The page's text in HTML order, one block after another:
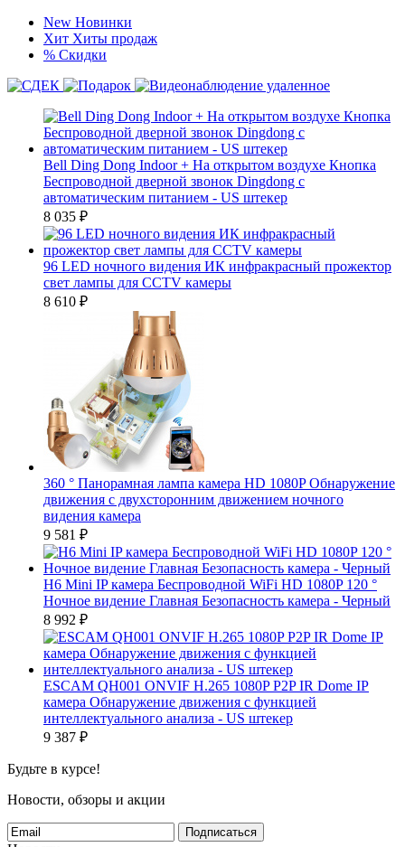
New Новинки
Хит Хиты продаж
% Скидки
Bell Ding Dong Indoor + На открытом воздухе Кнопка
Беспроводной дверной звонок Dingdong с
автоматическим питанием - US штекер
8 035 ₽
96 LED ночного видения ИК инфракрасный прожектор
свет лампы для CCTV камеры
8 610 ₽
360 ° Панорамная лампа камера HD 1080P Обнаружение
движения с двухсторонним движением ночного
видения камера
9 581 ₽
H6 Mini IP камера Беспроводной WiFi HD 1080P 120 °
Ночное видение Главная Безопасность камера - Черный
8 992 ₽
ESCAM QH001 ONVIF H.265 1080P P2P IR Dome IP
камера Обнаружение движения с функцией
интеллектуального анализа - US штекер
9 387 ₽
Будьте в курсе!
Новости, обзоры и акции
Подписаться